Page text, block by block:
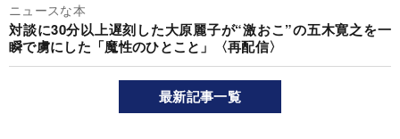
ニュースな本
対談に30分以上遅刻した大原麗子が“激おこ”の五木寛之を一
瞬で虜にした「魔性のひとこと」〈再配信〉
最新記事一覧